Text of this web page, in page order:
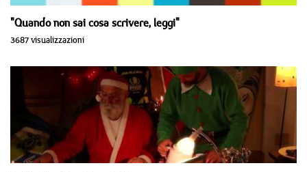
"Quando non sai cosa scrivere, leggi"
3687 visualizzazioni